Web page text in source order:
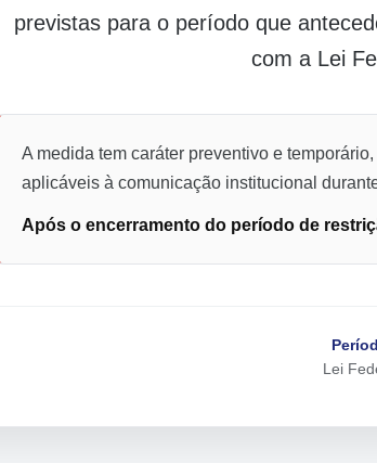
previstas para o período que
com a Lei
A medida tem caráter preventivo e
aplicáveis à comunicação institucional
Após o encerramento do período de
Lei